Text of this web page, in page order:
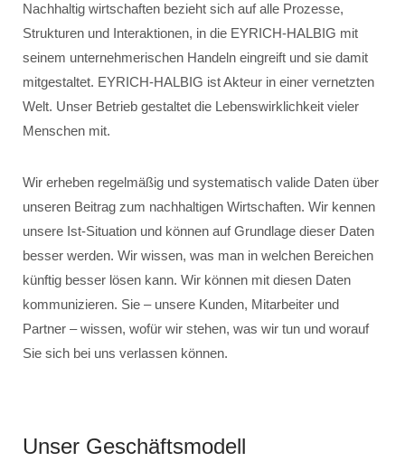
Nachhaltig wirtschaften bezieht sich auf alle Prozesse,
Strukturen und Interaktionen, in die EYRICH-HALBIG mit
seinem unternehmerischen Handeln eingreift und sie damit
mitgestaltet. EYRICH-HALBIG ist Akteur in einer vernetzten
Welt. Unser Betrieb gestaltet die Lebenswirklichkeit vieler
Menschen mit.
Wir erheben regelmäßig und systematisch valide Daten über
unseren Beitrag zum nachhaltigen Wirtschaften. Wir kennen
unsere Ist-Situation und können auf Grundlage dieser Daten
besser werden. Wir wissen, was man in welchen Bereichen
künftig besser lösen kann. Wir können mit diesen Daten
kommunizieren. Sie – unsere Kunden, Mitarbeiter und
Partner – wissen, wofür wir stehen, was wir tun und worauf
Sie sich bei uns verlassen können.
Unser Geschäftsmodell